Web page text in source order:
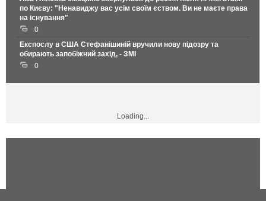
по Києву: "Ненавиджу вас усім своїм єством. Ви не маєте права
на існування"
0
Експослу в США Стефанішиній вручили нову підозру та
обирають запобіжний захід, - ЗМІ
0
Loading...